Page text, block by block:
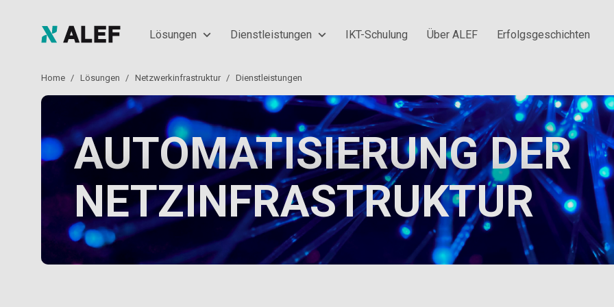
Lösungen Dienstleistungen IKT-Schulung Über ALEF Erfolgsgeschichten
Home Lösungen Netzwerkinfrastruktur Dienstleistungen
AUTOMATISIERUNG DER
NETZINFRASTRUKTUR